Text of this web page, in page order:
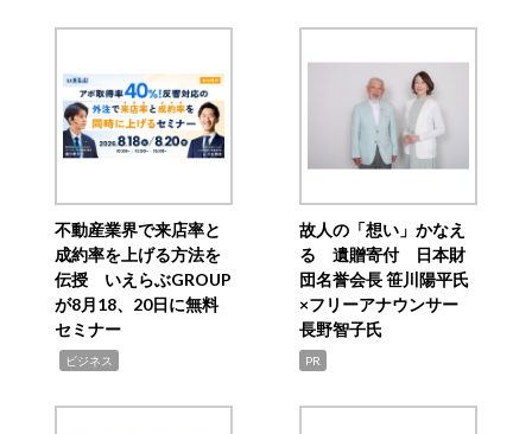
不動産業界で来店率と
成約率を上げる方法を
伝授 いえらぶGROUP
が8月18、20日に無料
セミナー
ビジネス
故人の「想い」かなえ
る 遺贈寄付 日本財
団名誉会長 笹川陽平氏
×フリーアナウンサー
長野智子氏
PR